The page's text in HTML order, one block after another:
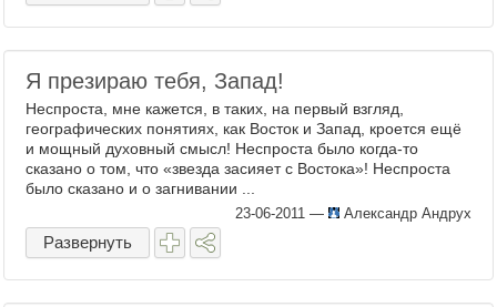
Я презираю тебя, Запад!
Неспроста, мне кажется, в таких, на первый взгляд,
географических понятиях, как Восток и Запад, кроется ещё
и мощный духовный смысл! Неспроста было когда-то
сказано о том, что «звезда засияет с Востока»! Неспроста
было сказано и о загнивании ...
23-06-2011 — Александр Андрух
Развернуть